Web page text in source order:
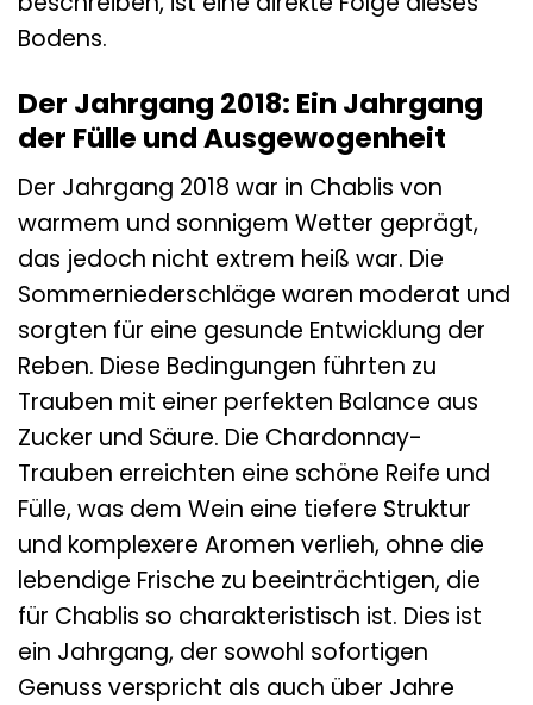
Bodens.
Der Jahrgang 2018: Ein Jahrgang
der Fülle und Ausgewogenheit
Der Jahrgang 2018 war in Chablis von
warmem und sonnigem Wetter geprägt,
das jedoch nicht extrem heiß war. Die
Sommerniederschläge waren moderat und
sorgten für eine gesunde Entwicklung der
Reben. Diese Bedingungen führten zu
Trauben mit einer perfekten Balance aus
Zucker und Säure. Die Chardonnay-
Trauben erreichten eine schöne Reife und
Fülle, was dem Wein eine tiefere Struktur
und komplexere Aromen verlieh, ohne die
lebendige Frische zu beeinträchtigen, die
für Chablis so charakteristisch ist. Dies ist
ein Jahrgang, der sowohl sofortigen
Genuss verspricht als auch über Jahre